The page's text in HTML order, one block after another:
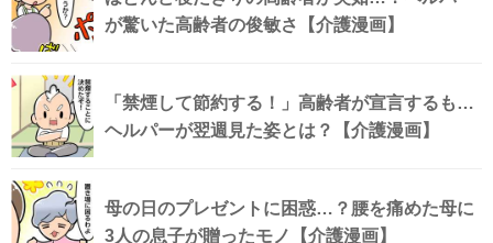
が驚いた高齢者の俊敏さ【介護漫画】
「禁煙して節約する！」高齢者が宣言するも…
ヘルパーが翌週見た姿とは？【介護漫画】
母の日のプレゼントに困惑…？腰を痛めた母に
3人の息子が贈ったモノ【介護漫画】